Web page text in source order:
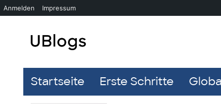
Startseite Erste Schritte
Anmelden Impressum